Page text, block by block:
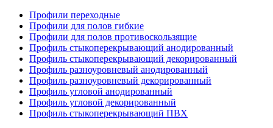
Профили переходные
Профили для полов гибкие
Профили для полов противоскользящие
Профиль стыкоперекрывающий анодированный
Профиль стыкоперекрывающий декорированный
Профиль разноуровневый анодированный
Профиль разноуровневый декорированный
Профиль угловой анодированный
Профиль угловой декорированный
Профиль стыкоперекрывающий ПВХ